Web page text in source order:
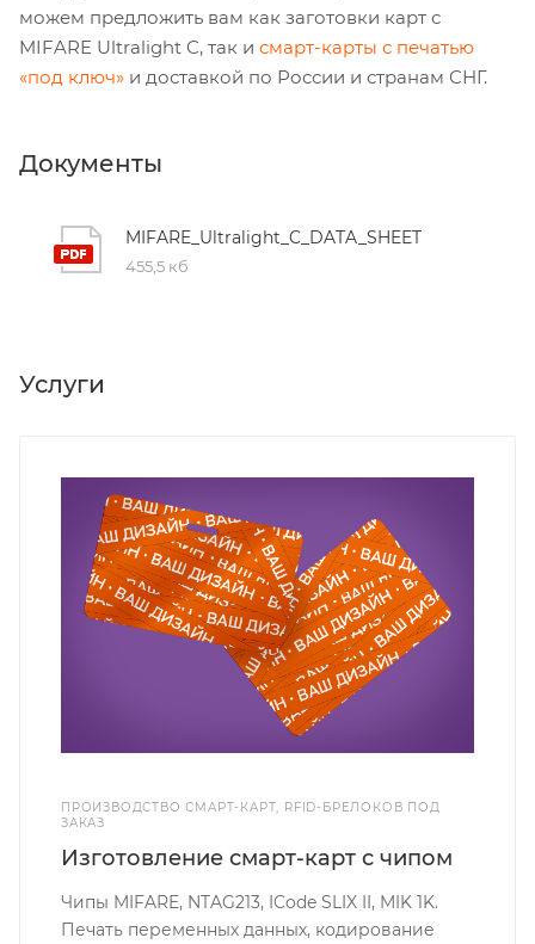
можем предложить вам как заготовки карт с
MIFARE Ultralight C, так и смарт-карты с печатью
«под ключ» и доставкой по России и странам СНГ.
Документы
MIFARE_Ultralight_C_DATA_SHEET
455,5 кб
Услуги
ПРОИЗВОДСТВО СМАРТ-КАРТ, RFID-БРЕЛОКОВ ПОД
ЗАКАЗ
Изготовление смарт-карт с чипом
Чипы MIFARE, NTAG213, ICode SLIX II, MIK 1K.
Печать переменных данных, кодирование